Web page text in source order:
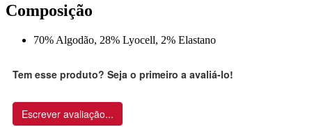
Composição
70% Algodão, 28% Lyocell, 2% Elastano
Tem esse produto? Seja o primeiro a avaliá-lo!
Escrever avaliação...